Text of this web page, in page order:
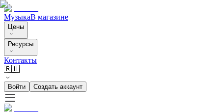
МузыкаВ магазине
Цены
Ресурсы
Контакты
🇷🇺
Войти Создать аккаунт